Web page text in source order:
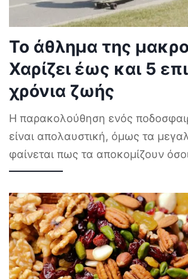
Το άθλημα της
Χαρίζει έως και 5
χρόνια ζωής
Η παρακολούθηση ενός
είναι απολαυστική, όμως τα
φαίνεται πως τα αποκομίζουν